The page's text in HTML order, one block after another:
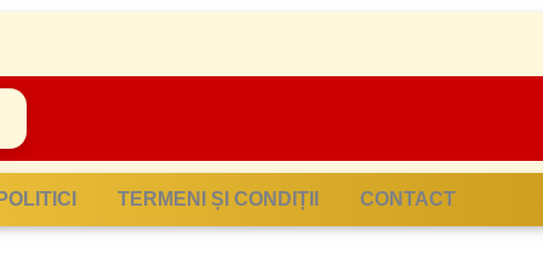
POLITICI TERMENI ȘI CONDIȚII CONTACT